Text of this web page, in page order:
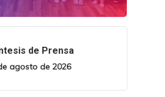
de Prensa
agosto de 2026